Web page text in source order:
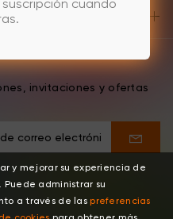
invitaciones y ofertas
y mejorar su experiencia de
Puede administrar su
a través de laspreferencias
cuando